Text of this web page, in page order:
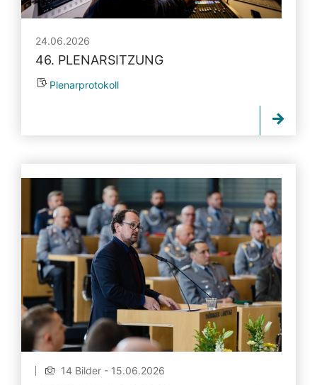
24.06.2026
46. PLENARSITZUNG
Plenarprotokoll
14 Bilder - 15.06.2026